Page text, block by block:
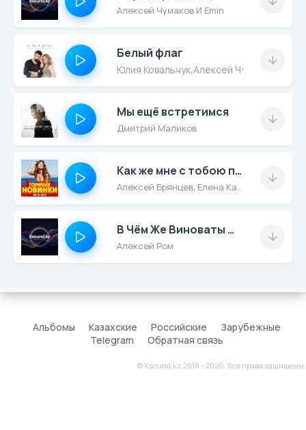
Алексей Чумаков И Emin
Белый флаг
Юлия Ковальчук Алексей Чумаков
Мы ещё встретимся
Дмитрий Маликов
Как же мне с тобою повезло
Алексей Брянцев, Елена Касьянова
В Чём Же Виноваты Мы
Алексей Ром
Альбомы Казахские Российские
Зарубежные
Telegram
Обратная связь
© Xsound.kz 2018 - 2026. Все права защищены.